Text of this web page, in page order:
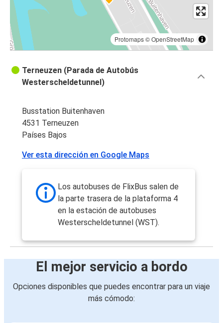
Protomaps©OpenStreetMap
Terneuzen (Parada de Autobús
Westerscheldetunnel)
Busstation Buitenhaven
4531 Terneuzen
Países Bajos
Ver esta dirección en Google Maps
Los autobuses de FlixBus salen de
la parte trasera de la plataforma 4
en la estación de autobuses
Westerscheldetunnel (WST).
El mejor servicio a bordo
Opciones disponibles que puedes encontrar para un viaje
más cómodo: